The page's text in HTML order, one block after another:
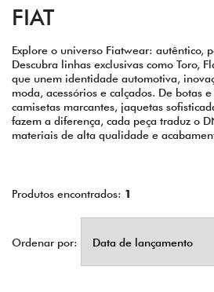
FIAT
Explore o universo Fiatwear: autêntico,
Descubra linhas exclusivas como Toro,
que unem identidade automotiva,
moda, acessórios e calçados. De botas
camisetas marcantes, jaquetas
fazem a diferença, cada peça traduz o
materiais de alta qualidade e
Produtos encontrados: 1
Ordenar por: